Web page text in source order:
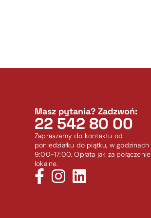
Masz pytania? Zadzwoń:
22 542 80 00
Zapraszamy do kontaktu od
poniedziałku do piątku, w godzinach
9:00-17:00. Opłata jak za połączenie
lokalne.